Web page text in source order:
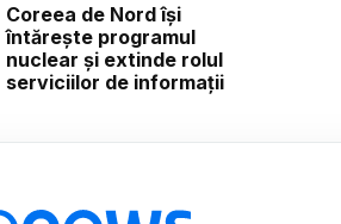
Coreea de Nord își
întărește programul
nuclear și extinde rolul
serviciilor de informații